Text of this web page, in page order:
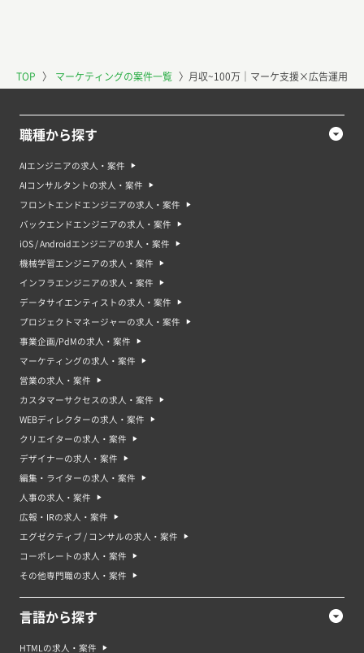
TOP 〉 マーケティングの案件一覧 〉 月収~100万｜マーケ支援×広告運用サ
職種から探す
AIエンジニアの求人・案件
AIコンサルタントの求人・案件
フロントエンドエンジニアの求人・案件
バックエンドエンジニアの求人・案件
iOS / Androidエンジニアの求人・案件
機械学習エンジニアの求人・案件
インフラエンジニアの求人・案件
データサイエンティストの求人・案件
プロジェクトマネージャーの求人・案件
事業企画/PdMの求人・案件
マーケティングの求人・案件
営業の求人・案件
カスタマーサクセスの求人・案件
WEBディレクターの求人・案件
クリエイターの求人・案件
デザイナーの求人・案件
編集・ライターの求人・案件
人事の求人・案件
広報・IRの求人・案件
エグゼクティブ / コンサルの求人・案件
コーポレートの求人・案件
その他専門職の求人・案件
言語から探す
HTMLの求人・案件